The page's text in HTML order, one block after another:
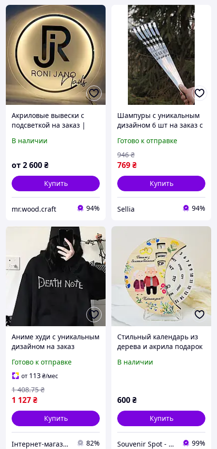
Акриловые вывески с
подсветкой на заказ |
бизнеса
В наличии
от2 600₴
Купить
mr.wood.craft 94%
Шампуры с уникальным
дизайном 6 шт на заказ с
подарочный набор Sellia
Шампури з унікальним
дизайном 6 шт
Готово к отправке
769₴
946 ₴
Купить
Sellia 94%
Аниме худи с уникальным
дизайном на заказ
от производителя из
Турции
Готово к отправке
от 113₴/мес
1 127₴
1 408.75 ₴
Купить
Інтернет-магазин Already Better 82%
Стильный календарь из
дерева и акрила подарок
персональным дизайном.
В наличии
600₴
Купить
Souvenir Spot - Оригинальные сувенирные изделия 99%